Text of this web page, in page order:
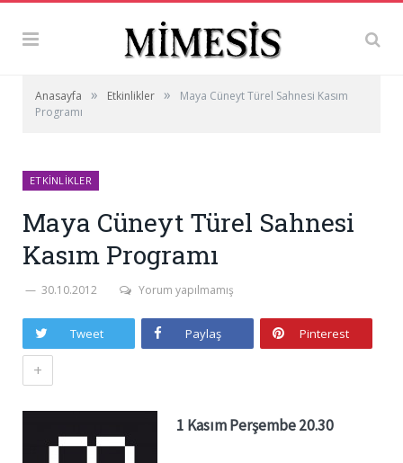
Anasayfa » Etkinlikler »
Maya Cüneyt Türel Sahnesi Kasım
Programı
ETKINLIKLER
Maya Cüneyt Türel Sahnesi
Kasım Programı
30.10.2012 Yorum yapılmamış
Tweet Paylaş Pinterest
+
1 Kasım Perşembe 20.30